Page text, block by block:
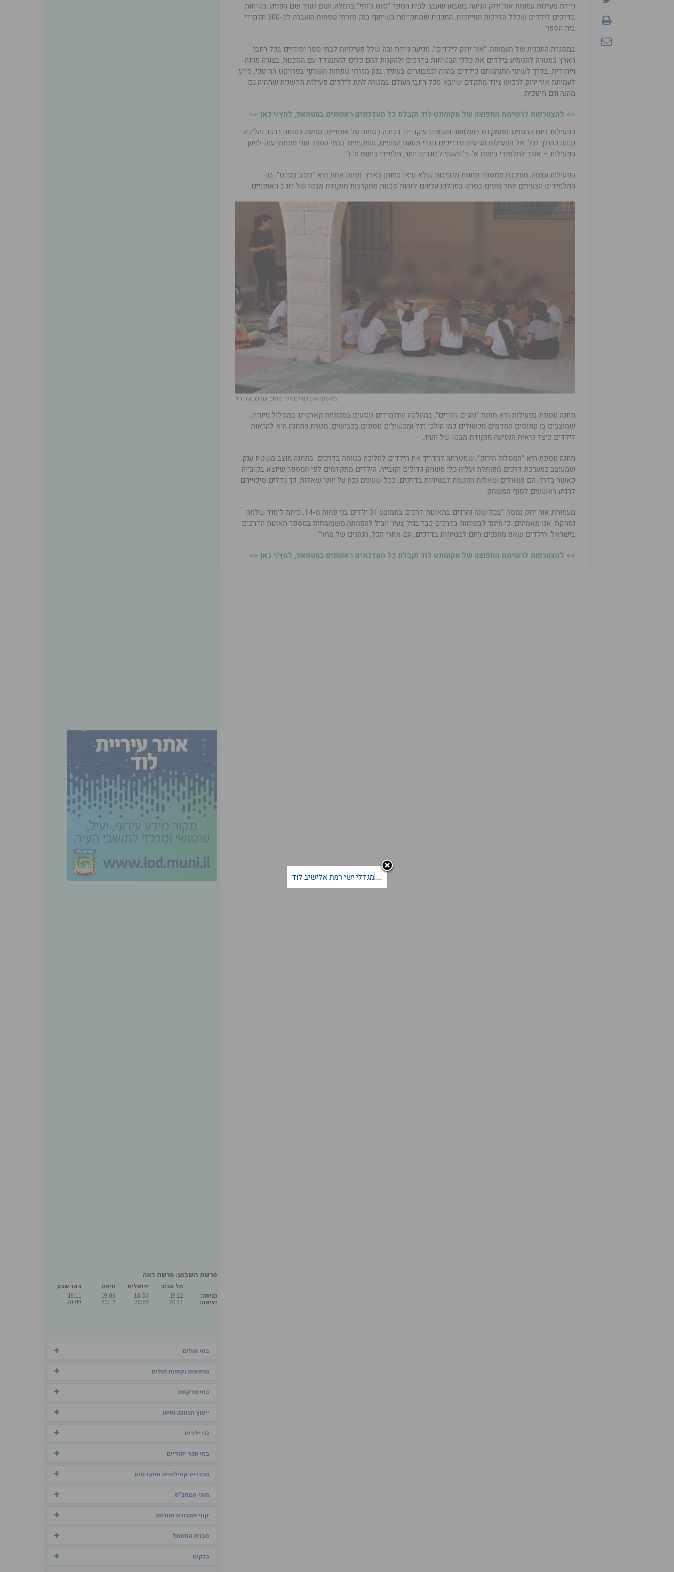
ניידת פעילות עמותת אור ירוק הגיעה בשבוע שעבר לבית הספר “סנט ג’וזף” ברמלה, ושם נערך שם הפנינג בטיחות
בדרכים לילדים שכלל הדרכות חווייתיות. התכנית שמתקיימת בשיתוף בנק מזרחי טפחות הועברה לכ-300 תלמידי
בית הספר.
במסגרת התכנית של העמותה, “אור ירוק לילדים”, מגיעה ניידת ובה שלל פעילויות לבתי ספר יסודיים בכל רחבי
הארץ במטרה להטמיע בילדים את כללי הבטיחות בדרכים ולהקנות להם כלים להתמודד עם הסכנות, בצורה מהנה
וייחודית, בדרך לשינוי התנהגותם כילדים בהווה וכמבוגרים בעתיד. בנק מזרחי טפחות השותף בפרויקט החינוכי, סייע
לעמותת אור ירוק לרכוש ציוד מתקדם שיובא מכל רחבי העולם במטרה לתת לילדים פעילות חדשנית שתהיה גם
מהנה וגם חינוכית.
>> להצטרפות לרשימת התפוצה של מקומונט לוד וקבלת כל העדכונים ראשונים בווטסאפ, לחץ/י כאן <<
הפעילות ביום ההפנינג מתמקדת בשלושה נושאים עיקריים: רכיבה בטוחה על אופניים, נסיעה בטוחה ברכב והליכה
נכונה כהולך רגל. אל הפעילות מגיעים מדריכים חברי תנועת הצופים, שמקימים בבתי הספר שני מתחמי ענק למען
הפעילות – אחד לתלמידי כיתות א’-ד’ והשני לבוגרים יותר, תלמידי כיתות ה’-ו’.
הפעילות עצמה, מורכבת ממספר תחנות מרהיבות שלא נראו כמותן בארץ. תחנה אחת היא “רוכב בסרט”, בה
התלמידים הצעירים יותר צופים בסרט במהלכו עליהם לזהות סכנות מתקרבות מנקודת מבטו של רוכב האופניים.
בית ספר סנט ג’וזף ברמלה. צילום: עמותת אור ירוק
תחנה נוספת בפעילות היא תחנת “נהגים זהירים”, במהלכה התלמידים נוסעים במכוניות קארטינג במסלול מיוחד,
שמוצבים בו קונוסים המדמים מכשולים כמו הולכי רגל ומכשולים נוספים בכבישים. מטרת התחנה היא להראות
לילדים כיצד נראית הנסיעה מנקודת מבטו של הנהג.
תחנה נוספת היא “המסלול הירוק”, שמטרתה להדריך את הילדים להליכה בטוחה בדרכים. בתחנה מוצב משטח ענק
שמעוצב כמערכת דרכים מפותלת ועליה כלי משחק גדולים וקובייה. הילדים מתקדמים לפי המספר שיוצא בקובייה
כאשר בדרך, הם נשאלים שאלות הנוגעות לבטיחות בדרכים. ככל שעונים נכון על יותר שאלות, כך גדלים סיכוייהם
להגיע ראשונים לסוף המשחק.
מעמותת אור ירוק נמסר: “בכל שנה נהרגים בתאונות דרכים בממוצע 31 ילדים בני פחות מ-14, כיתת לימוד שלמה
נמחקת. אנו מאמינים, כי חינוך לבטיחות בדרכים כבר בגיל צעיר יוביל להפחתה משמעותית במספר תאונות הדרכים
בישראל. הילדים שאנו מחנכים היום לבטיחות בדרכים, הם אחרי הכל, הנהגים של מחר”.
>> להצטרפות לרשימת התפוצה של מקומונט לוד וקבלת כל העדכונים ראשונים בווטסאפ, לחץ/י כאן <<
פרשת השבוע: פרשת ראה
כניסה:
יציאה:
תל אביב
19:12
20:11
ירושלים
18:50
20:09
חיפה
19:03
20:12
באר שבע
19:11
20:09
בתי חולים
מרפאות וקופות חולים
בתי מרקחת
ייעוץ הכוונה וסיוע
גני ילדים
בתי ספר יסודיים
מרכזים קהילתיים ומועדונים
חוגי המתנ"ס
קווי תחבורה ומוניות
חברת החשמל
בנקים